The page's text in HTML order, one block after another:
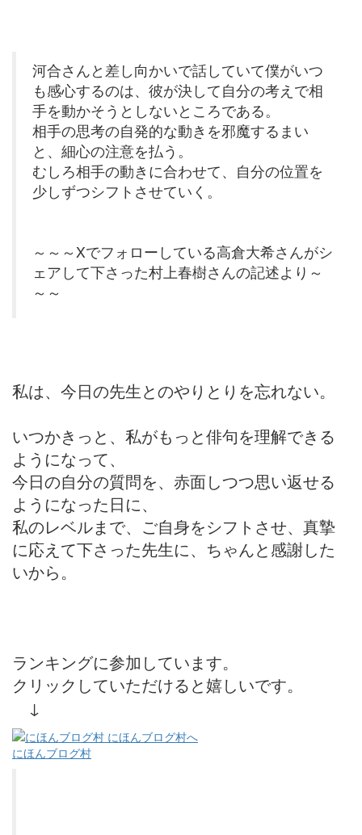
河合さんと差し向かいで話していて僕がいつ
も感心するのは、彼が決して自分の考えで相
手を動かそうとしないところである。
相手の思考の自発的な動きを邪魔するまい
と、細心の注意を払う。
むしろ相手の動きに合わせて、自分の位置を
少しずつシフトさせていく。
～～～Xでフォローしている高倉大希さんがシ
ェアして下さった村上春樹さんの記述より～
～～
私は、今日の先生とのやりとりを忘れない。
いつかきっと、私がもっと俳句を理解できる
ようになって、
今日の自分の質問を、赤面しつつ思い返せる
ようになった日に、
私のレベルまで、ご自身をシフトさせ、真摯
に応えて下さった先生に、ちゃんと感謝した
いから。
ランキングに参加しています。
クリックしていただけると嬉しいです。
↓
にほんブログ村